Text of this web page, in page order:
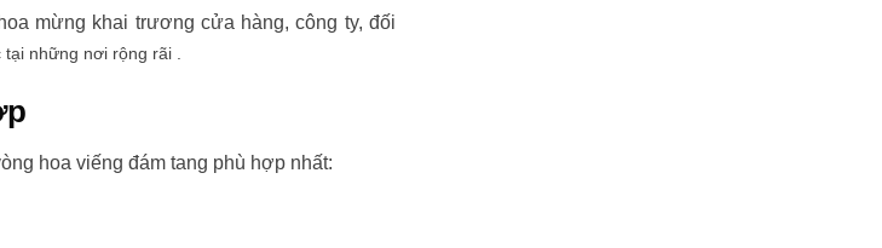
mừng khai trương cửa hàng, công ty, đối
những nơi rộng rãi .
hoa viếng đám tang phù hợp nhất: